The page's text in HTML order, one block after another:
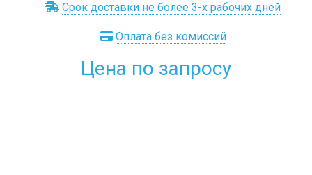
Срок доставки не более 3-х рабочих дней
Оплата без комиссий
Цена по запросу